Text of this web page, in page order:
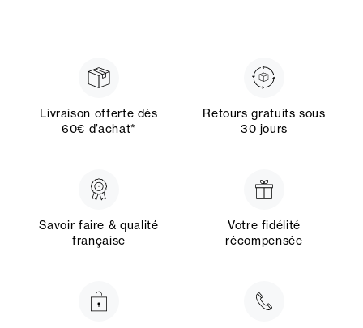
Livraison offerte dès
60€ d’achat*
Retours gratuits sous
30 jours
Savoir faire & qualité
française
Votre fidélité
récompensée